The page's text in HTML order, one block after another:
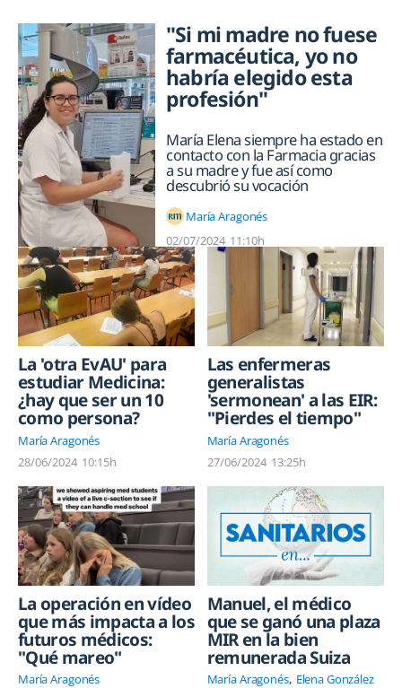
"Si mi madre no fuese
farmacéutica, yo no
habría elegido esta
profesión"
María Elena siempre ha estado en
contacto con la Farmacia gracias
a su madre y fue así como
descubrió su vocación
María Aragonés
02/07/2024 11:10h
La 'otra EvAU' para
estudiar Medicina:
¿hay que ser un 10
como persona?
María Aragonés
28/06/2024 10:15h
Las enfermeras
generalistas
'sermonean' a las EIR:
"Pierdes el tiempo"
María Aragonés
27/06/2024 13:25h
La operación en vídeo
que más impacta a los
futuros médicos:
"Qué mareo"
María Aragonés
Manuel, el médico
que se ganó una plaza
MIR en la bien
remunerada Suiza
María Aragonés Elena González